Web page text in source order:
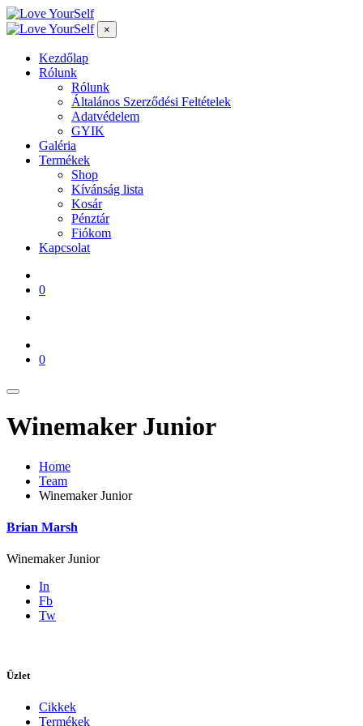
×
Kezdőlap
Rólunk
Rólunk
Általános Szerződési Feltételek
Adatvédelem
GYIK
Galéria
Termékek
Shop
Kívánság lista
Kosár
Pénztár
Fiókom
Kapcsolat
0
0
Winemaker Junior
Home
Team
Winemaker Junior
Brian Marsh
Winemaker Junior
In
Fb
Tw
Üzlet
Cikkek
Termékek